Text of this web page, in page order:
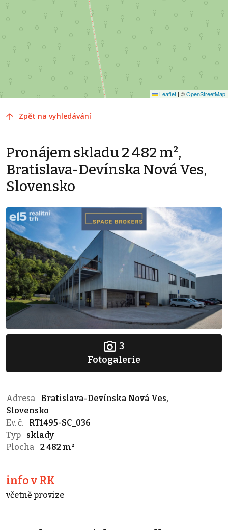
Leaflet | ©OpenStreetMap
Zpět na vyhledávání
Pronájem skladu 2 482 m²,
Bratislava-Devínska Nová Ves,
Slovensko
3
Fotogalerie
Adresa
Bratislava-Devínska Nová Ves,
Slovensko
Ev. č.
RT1495-SC_036
Typ
sklady
Plocha
2 482 m²
info v RK
včetně provize